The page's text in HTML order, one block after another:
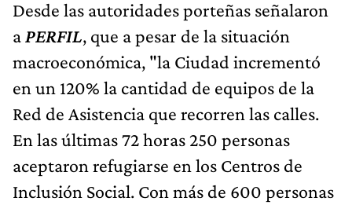
Desde las autoridades porteñas señalaron
aPERFIL, que a pesar de la situación
macroeconómica, "la Ciudad incrementó
en un 120% la cantidad de equipos de la
Red de Asistencia que recorren las calles.
En las últimas 72 horas 250 personas
aceptaron refugiarse en los Centros de
Inclusión Social. Con más de 600 personas